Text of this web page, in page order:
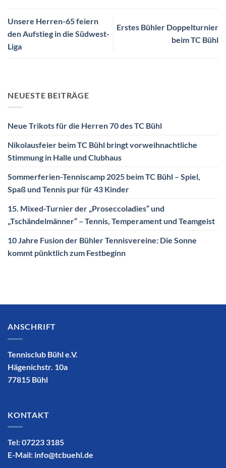
Unsere Herren-65 feiern
den Aufstieg in die Südwest-
Liga
Erstes Bühler Doppelturnier
beim TC Bühl
NEUESTE BEITRÄGE
Neue Trikots für die Herren 70 des TC Bühl
Nikolausfeier beim TC Bühl bringt vorweihnachtliche
Stimmung in Halle und Clubhaus
Sommerferien-Tenniscamp 2025 beim TC Bühl – Spiel,
Spaß und Tennis pur für 43 Kinder
15. Mixed-Turnier der „Proseccoladies“ und
„Tschändelmänner“ – Tennis, Temperament und Teamgeist
10 Jahre Fusion der Bühler Tennisvereine: Die Sonne
kommt pünktlich zum Festbeginn
ANSCHRIFT
Tennisclub Bühl e.V.
Hägenichstr. 10a
77815 Bühl
KONTAKT
Tel: 07223 3185
E-Mail: info@tcbuehl.de